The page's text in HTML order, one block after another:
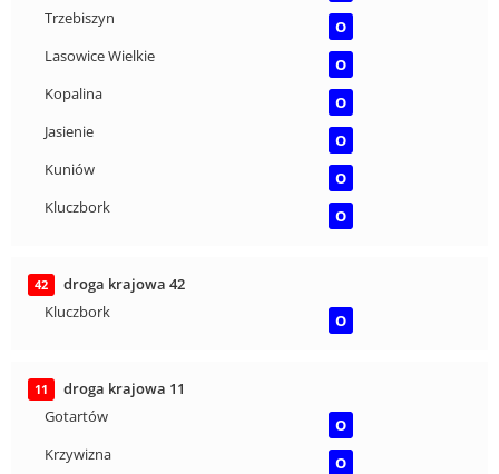
Trzebiszyn
O
Lasowice Wielkie
O
Kopalina
O
Jasienie
O
Kuniów
O
Kluczbork
O
42
droga krajowa 42
Kluczbork
O
11
droga krajowa 11
Gotartów
O
Krzywizna
O